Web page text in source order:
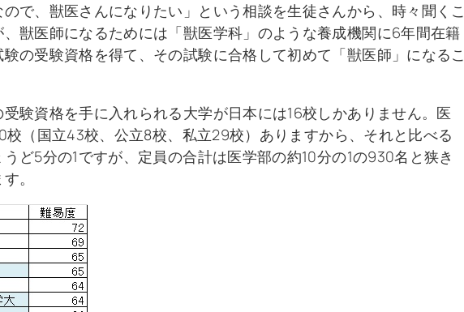
ので、獣医さんになりたい」という相談を生徒さんから、時々聞くこ
、獣医師になるためには「獣医学科」のような養成機関に6年間在籍
験の受験資格を得て、その試験に合格して初めて「獣医師」になるこ
受験資格を手に入れられる大学が日本には16校しかありません。医
校（国立43校、公立8校、私立29校）ありますから、それと比べる
ど5分の1ですが、定員の合計は医学部の約10分の1の930名と狭き
。